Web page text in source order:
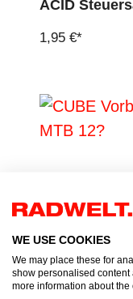
ACID
1,95 €*
CUBE
WE USE COOKIES
We may place these for
show personalised
more information about the